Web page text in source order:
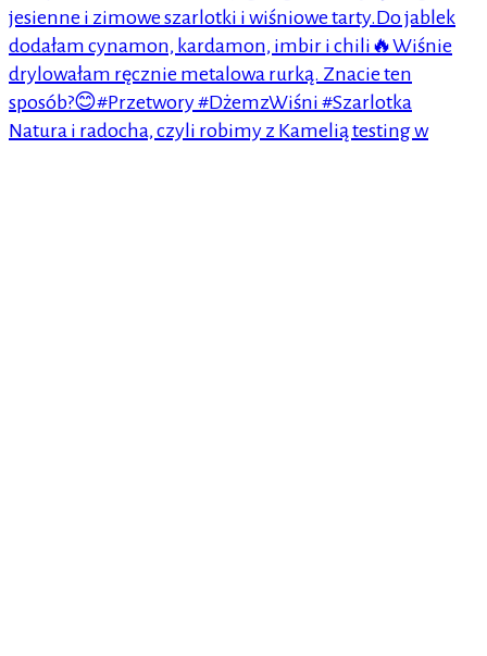
Natura i radocha, czyli robimy z Kamelią testing w